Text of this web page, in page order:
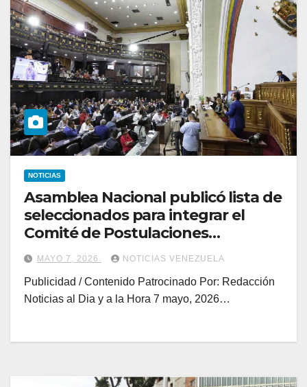
NOTICIAS
Asamblea Nacional publicó lista de
seleccionados para integrar el
Comité de Postulaciones
Judiciales
MAYO 7, 2026 NOTICIAS VENEZUELA
Publicidad / Contenido Patrocinado Por: Redacción
Noticias al Dia y a la Hora 7 mayo, 2026…